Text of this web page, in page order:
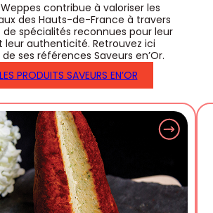
contribue à valoriser les
des Hauts-de-France à travers
spécialités reconnues pour leur
leur authenticité. Retrouvez ici
ses références Saveurs en’Or.
PRODUITS SAVEURS EN’OR